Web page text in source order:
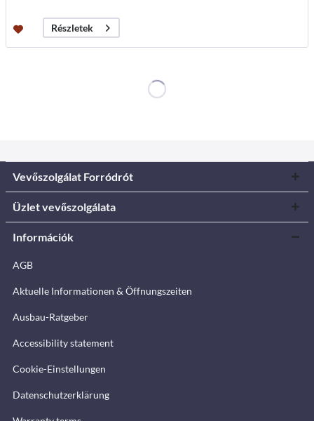
Részletek
Vevőszolgálat Forródrót
Üzlet vevőszolgálata
Információk
AGB
Aktuelle Informationen & Öffnungszeiten
Ausbau-Ratgeber
Accessibility statement
Cookie-Einstellungen
Datenschutzerklärung